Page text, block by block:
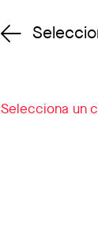
Selecciona un